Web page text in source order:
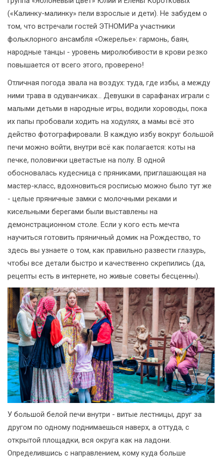
(«Калинку-малинку» пели взрослые и дети). Не забудем о
том, что встречали гостей ЭТНОМИРа участники
фольклорного ансамбля «Ожерелье»: гармонь, баян,
народные танцы - уровень миролюбивости в крови резко
повышается от всего этого, проверено!
Отличная погода звала на воздух: туда, где избы, а между
ними трава в одуванчиках… Девушки в сарафанах играли с
малыми детьми в народные игры, водили хороводы, пока
их папы пробовали ходить на ходулях, а мамы всё это
действо фотографировали. В каждую избу вокруг большой
печи можно войти, внутри всё как полагается: коты на
печке, половички цветастые на полу. В одной
обосновалась кудесница с пряниками, приглашающая на
мастер-класс, вдохновиться росписью можно было тут же
- целые пряничные замки с молочными реками и
кисельными берегами были выставлены на
демонстрационном столе. Если у кого есть мечта
научиться готовить пряничный домик на Рождество, то
здесь вы узнаете о том, как правильно развести глазурь,
чтобы все детали быстро и качественно скрепились (да,
рецепты есть в интернете, но живые советы бесценны).
У большой белой печи внутри - витые лестницы, друг за
другом по одному поднимаешься наверх, а оттуда, с
открытой площадки, вся округа как на ладони.
Определившись с направлением, кому куда больше